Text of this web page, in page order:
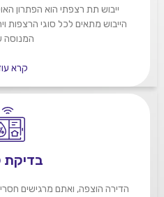
ייבוש תת רצפתי הוא הפתרון
הייבוש מתאים לכל סוגי הרצפות
המנוסה
קרא
בדיקת
הדירה הוצפה, ואתם מרגישים